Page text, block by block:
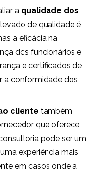
a qualidade dos
de qualidade é
a eficácia na
dos funcionários e
e certificados de
a conformidade dos
cliente também
que oferece
pode ser um
experiência mais
em casos onde a